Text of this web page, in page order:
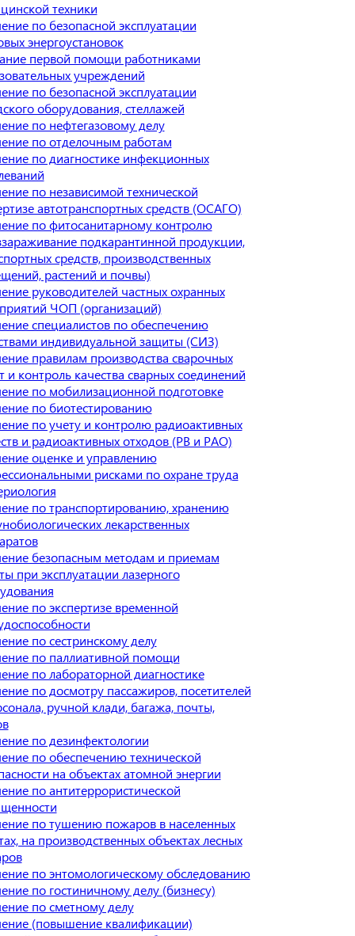
техники
по безопасной эксплуатации
энергоустановок
первой помощи работниками
учреждений
по безопасной эксплуатации
оборудования, стеллажей
по нефтегазовому делу
по отделочным работам
по диагностике инфекционных
по независимой технической
автотранспортных средств (ОСАГО)
по фитосанитарному контролю
подкарантинной продукции,
средств, производственных
растений и почвы)
руководителей частных охранных
ЧОП (организаций)
специалистов по обеспечению
индивидуальной защиты (СИЗ)
правилам производства сварочных
и контроль качества сварных соединений
по мобилизационной подготовке
по биотестированию
по учету и контролю радиоактивных
и радиоактивных отходов (РВ и РАО)
оценке и управлению
рисками по охране труда
по транспортированию, хранению
лекарственных
безопасным методам и приемам
при эксплуатации лазерного
по экспертизе временной
по сестринскому делу
по паллиативной помощи
по лабораторной диагностике
по досмотру пассажиров, посетителей
ручной клади, багажа, почты,
по дезинфектологии
по обеспечению технической
на объектах атомной энергии
по антитеррористической
по тушению пожаров в населенных
на производственных объектах лесных
по энтомологическому обследованию
по гостиничному делу (бизнесу)
по сметному делу
(повышение квалификации)